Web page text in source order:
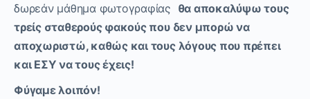
δωρεάν μάθημα φωτογραφίας θα αποκαλύψω τους
τρείς σταθερούς φακούς που δεν μπορώ να
αποχωριστώ, καθώς και τους λόγους που πρέπει
και ΕΣΥ να τους έχεις!
Φύγαμε λοιπόν!